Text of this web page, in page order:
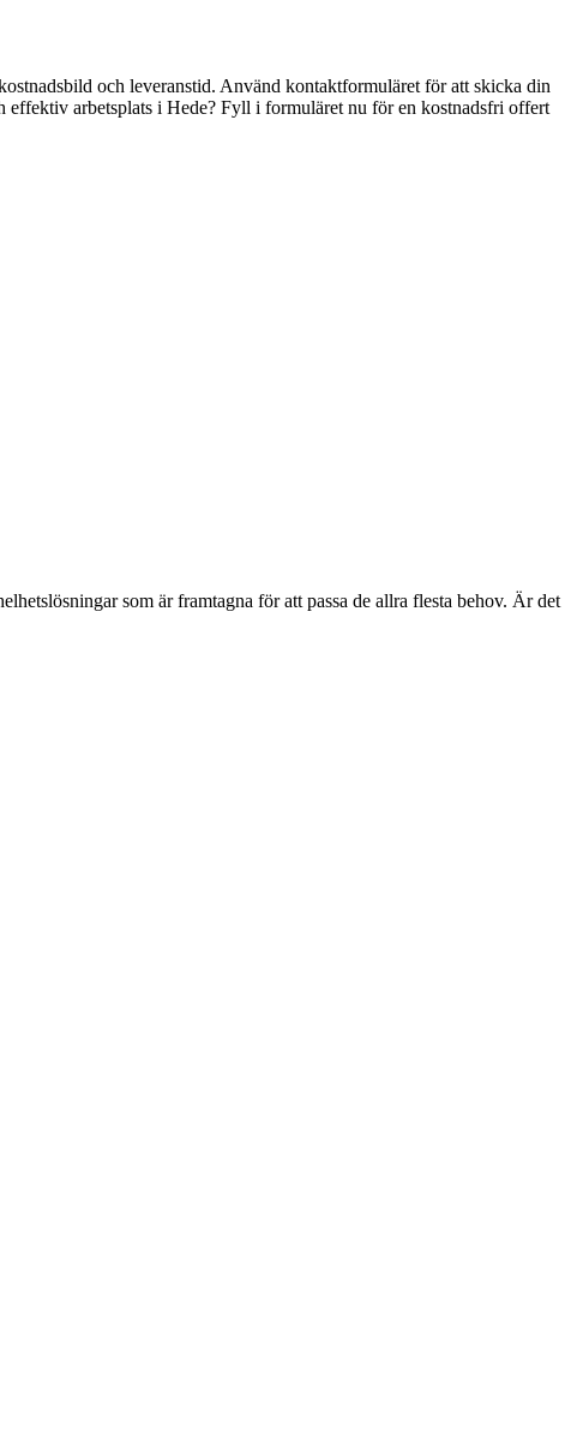
och leveranstid. Använd kontaktformuläret för att skicka din
arbetsplats i Hede? Fyll i formuläret nu för en kostnadsfri offert
som är framtagna för att passa de allra flesta behov. Är det